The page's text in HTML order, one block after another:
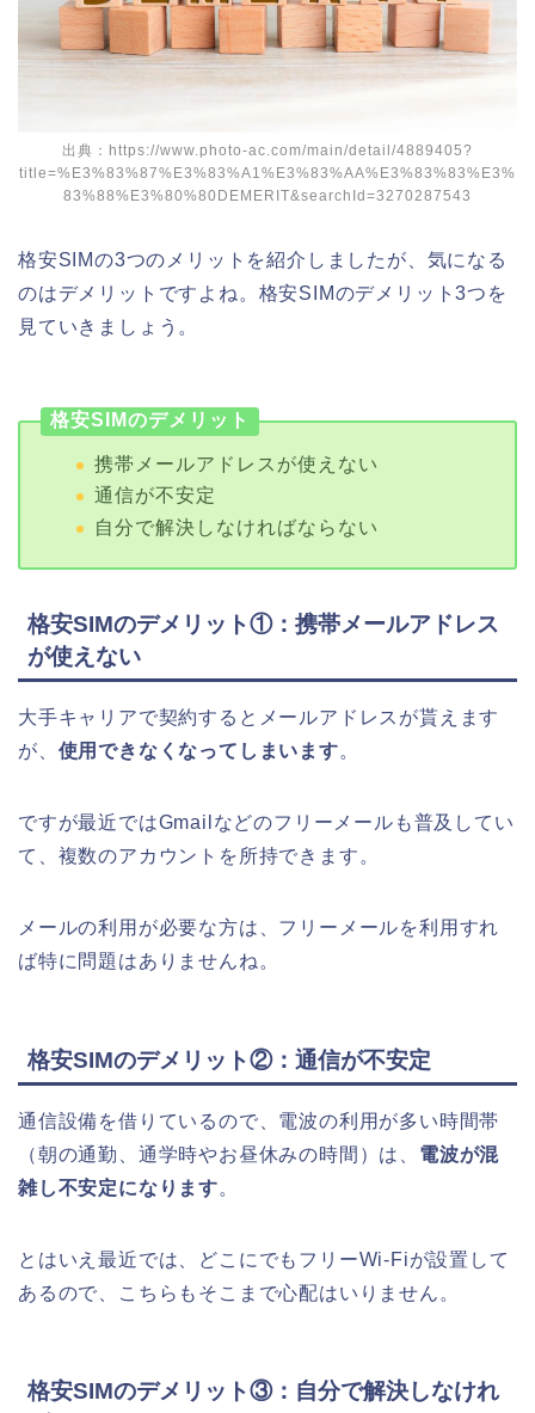
出典：https://www.photo-ac.com/main/detail/4889405?
title=%E3%83%87%E3%83%A1%E3%83%AA%E3%83%83%E3%
83%88%E3%80%80DEMERIT&searchId=3270287543
格安SIMの3つのメリットを紹介しましたが、気になる
のはデメリットですよね。格安SIMのデメリット3つを
見ていきましょう。
格安SIMのデメリット
携帯メールアドレスが使えない
通信が不安定
自分で解決しなければならない
格安SIMのデメリット①：携帯メールアドレス
が使えない
大手キャリアで契約するとメールアドレスが貰えます
が、 使用できなくなってしまいます。
ですが最近ではGmailなどのフリーメールも普及してい
て、複数のアカウントを所持できます。
メールの利用が必要な方は、フリーメールを利用すれ
ば特に問題はありませんね。
格安SIMのデメリット②：通信が不安定
通信設備を借りているので、電波の利用が多い時間帯
（朝の通勤、通学時やお昼休みの時間）は、 電波が混
雑し不安定になります。
とはいえ最近では、どこにでもフリーWi-Fiが設置して
あるので、こちらもそこまで心配はいりません。
格安SIMのデメリット③：自分で解決しなけれ